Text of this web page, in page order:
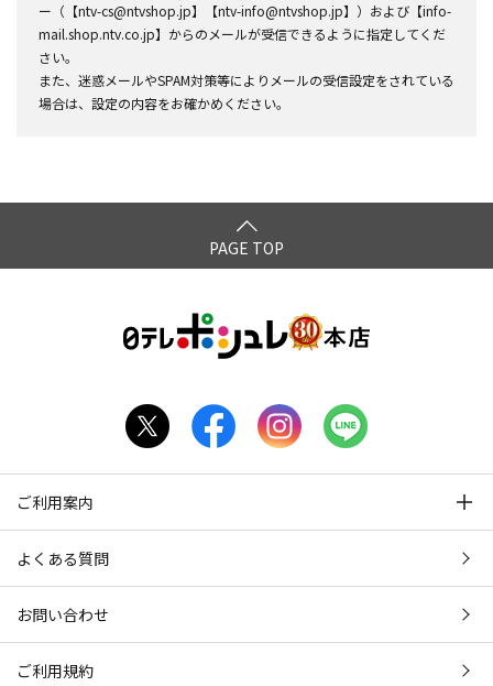
ー（【ntv-cs@ntvshop.jp】【ntv-info@ntvshop.jp】）および【info-
mail.shop.ntv.co.jp】からのメールが受信できるように指定してくだ
さい。
また、迷惑メールやSPAM対策等によりメールの受信設定をされている
場合は、設定の内容をお確かめください。
PAGE TOP
ご利用案内
よくある質問
お問い合わせ
ご利用規約